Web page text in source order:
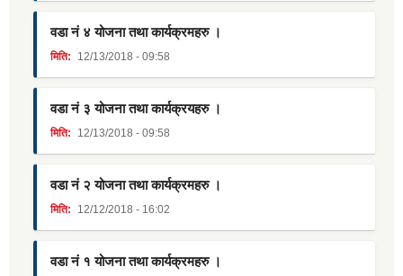
वडा नं ४ योजना तथा कार्यक्रमहरु ।
मिति: 12/13/2018 - 09:58
वडा नं ३ योजना तथा कार्यक्रयहरु ।
मिति: 12/13/2018 - 09:58
वडा नं २ योजना तथा कार्यक्रमहरु ।
मिति: 12/12/2018 - 16:02
वडा नं १ योजना तथा कार्यक्रमहरु ।